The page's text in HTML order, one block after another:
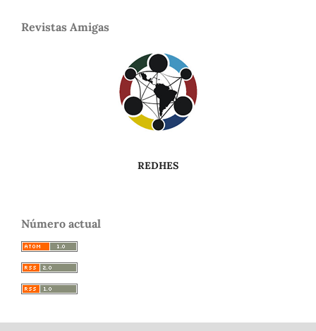
Revistas Amigas
REDHES
Número actual